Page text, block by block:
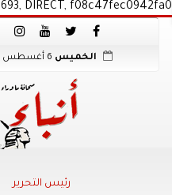
DIRECT, f08c47fec0942fa0
الخميس
رئيس التحرير